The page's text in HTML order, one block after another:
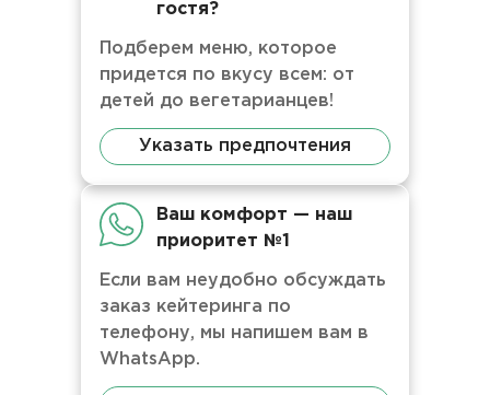
гостя?
Подберем меню, которое
придется по вкусу всем: от
детей до вегетарианцев!
Указать предпочтения
Ваш комфорт — наш
приоритет №1
Если вам неудобно обсуждать
заказ кейтеринга по
телефону, мы напишем вам в
WhatsApp.